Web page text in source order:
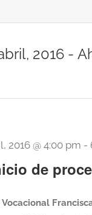
2016 -
2016 @ 4:00 pm -
de